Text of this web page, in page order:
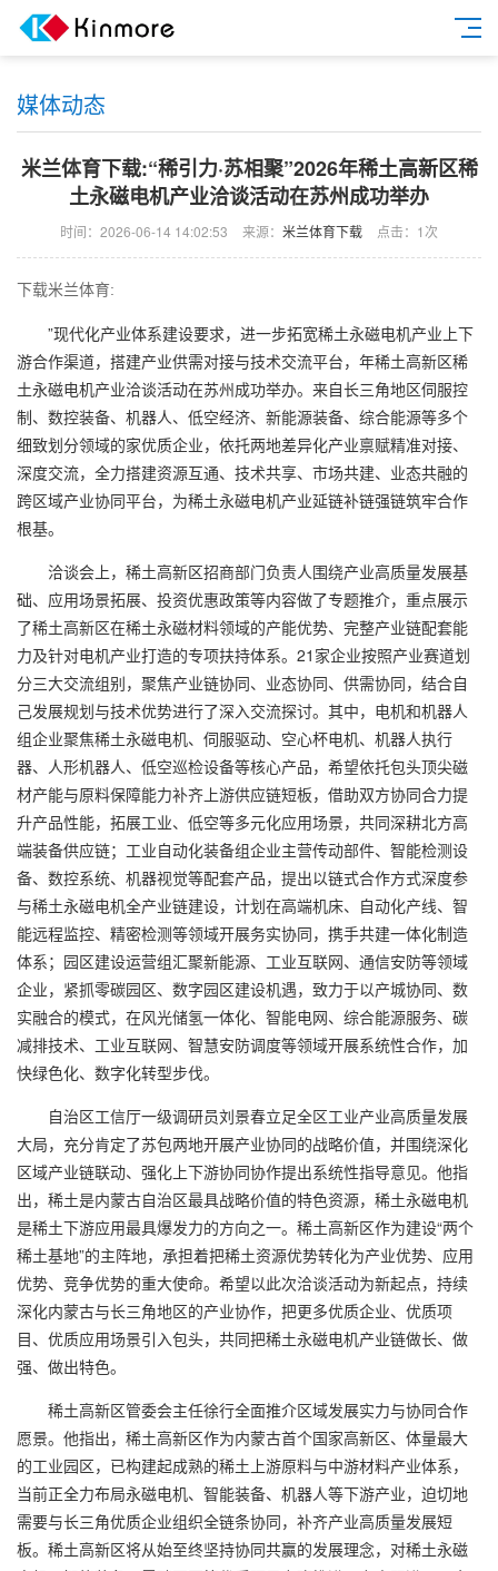
媒体动态
米兰体育下载:“稀引力·苏相聚”2026年稀土高新区稀
土永磁电机产业洽谈活动在苏州成功举办
时间：2026-06-14 14:02:53 来源： 米兰体育下载 点击：1次
下载米兰体育:
”现代化产业体系建设要求，进一步拓宽稀土永磁电机产业上下
游合作渠道，搭建产业供需对接与技术交流平台，年稀土高新区稀
土永磁电机产业洽谈活动在苏州成功举办。来自长三角地区伺服控
制、数控装备、机器人、低空经济、新能源装备、综合能源等多个
细致划分领域的家优质企业，依托两地差异化产业禀赋精准对接、
深度交流，全力搭建资源互通、技术共享、市场共建、业态共融的
跨区域产业协同平台，为稀土永磁电机产业延链补链强链筑牢合作
根基。
洽谈会上，稀土高新区招商部门负责人围绕产业高质量发展基
础、应用场景拓展、投资优惠政策等内容做了专题推介，重点展示
了稀土高新区在稀土永磁材料领域的产能优势、完整产业链配套能
力及针对电机产业打造的专项扶持体系。21家企业按照产业赛道划
分三大交流组别，聚焦产业链协同、业态协同、供需协同，结合自
己发展规划与技术优势进行了深入交流探讨。其中，电机和机器人
组企业聚焦稀土永磁电机、伺服驱动、空心杯电机、机器人执行
器、人形机器人、低空巡检设备等核心产品，希望依托包头顶尖磁
材产能与原料保障能力补齐上游供应链短板，借助双方协同合力提
升产品性能，拓展工业、低空等多元化应用场景，共同深耕北方高
端装备供应链；工业自动化装备组企业主营传动部件、智能检测设
备、数控系统、机器视觉等配套产品，提出以链式合作方式深度参
与稀土永磁电机全产业链建设，计划在高端机床、自动化产线、智
能远程监控、精密检测等领域开展务实协同，携手共建一体化制造
体系；园区建设运营组汇聚新能源、工业互联网、通信安防等领域
企业，紧抓零碳园区、数字园区建设机遇，致力于以产城协同、数
实融合的模式，在风光储氢一体化、智能电网、综合能源服务、碳
减排技术、工业互联网、智慧安防调度等领域开展系统性合作，加
快绿色化、数字化转型步伐。
自治区工信厅一级调研员刘景春立足全区工业产业高质量发展
大局，充分肯定了苏包两地开展产业协同的战略价值，并围绕深化
区域产业链联动、强化上下游协同协作提出系统性指导意见。他指
出，稀土是内蒙古自治区最具战略价值的特色资源，稀土永磁电机
是稀土下游应用最具爆发力的方向之一。稀土高新区作为建设“两个
稀土基地”的主阵地，承担着把稀土资源优势转化为产业优势、应用
优势、竞争优势的重大使命。希望以此次洽谈活动为新起点，持续
深化内蒙古与长三角地区的产业协作，把更多优质企业、优质项
目、优质应用场景引入包头，共同把稀土永磁电机产业链做长、做
强、做出特色。
稀土高新区管委会主任徐行全面推介区域发展实力与协同合作
愿景。他指出，稀土高新区作为内蒙古首个国家高新区、体量最大
的工业园区，已构建起成熟的稀土上游原料与中游材料产业体系，
当前正全力布局永磁电机、智能装备、机器人等下游产业，迫切地
需要与长三角优质企业组织全链条协同，补齐产业高质量发展短
板。稀土高新区将从始至终坚持协同共赢的发展理念，对稀土永磁